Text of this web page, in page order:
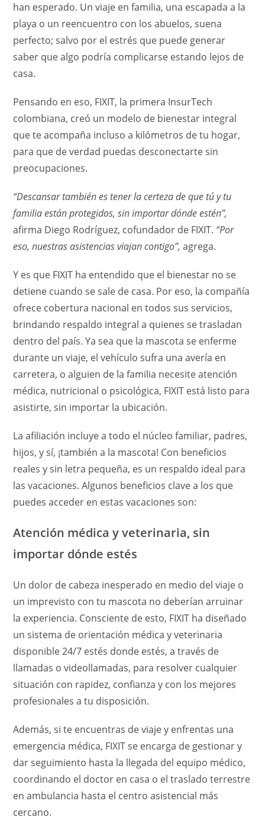
han esperado. Un viaje en familia, una escapada a la
playa o un reencuentro con los abuelos, suena
perfecto; salvo por el estrés que puede generar
saber que algo podría complicarse estando lejos de
casa.
Pensando en eso, FIXIT, la primera InsurTech
colombiana, creó un modelo de bienestar integral
que te acompaña incluso a kilómetros de tu hogar,
para que de verdad puedas desconectarte sin
preocupaciones.
“Descansar también es tener la certeza de que tú y tu
familia están protegidos, sin importar dónde estén”,
afirma Diego Rodríguez, cofundador de FIXIT. “Por
eso, nuestras asistencias viajan contigo”, agrega.
Y es que FIXIT ha entendido que el bienestar no se
detiene cuando se sale de casa. Por eso, la compañía
ofrece cobertura nacional en todos sus servicios,
brindando respaldo integral a quienes se trasladan
dentro del país. Ya sea que la mascota se enferme
durante un viaje, el vehículo sufra una avería en
carretera, o alguien de la familia necesite atención
médica, nutricional o psicológica, FIXIT está listo para
asistirte, sin importar la ubicación.
La afiliación incluye a todo el núcleo familiar, padres,
hijos, y sí, ¡también a la mascota! Con beneficios
reales y sin letra pequeña, es un respaldo ideal para
las vacaciones. Algunos beneficios clave a los que
puedes acceder en estas vacaciones son:
Atención médica y veterinaria, sin
importar dónde estés
Un dolor de cabeza inesperado en medio del viaje o
un imprevisto con tu mascota no deberían arruinar
la experiencia. Consciente de esto, FIXIT ha diseñado
un sistema de orientación médica y veterinaria
disponible 24/7 estés donde estés, a través de
llamadas o videollamadas, para resolver cualquier
situación con rapidez, confianza y con los mejores
profesionales a tu disposición.
Además, si te encuentras de viaje y enfrentas una
emergencia médica, FIXIT se encarga de gestionar y
dar seguimiento hasta la llegada del equipo médico,
coordinando el doctor en casa o el traslado terrestre
en ambulancia hasta el centro asistencial más
cercano.